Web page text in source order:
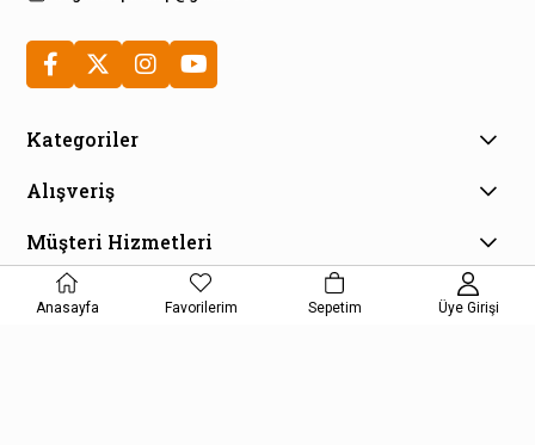
Kategoriler
Alışveriş
Müşteri Hizmetleri
E-Bülten Aboneliği
Kampanya ve fırsatlardan haberdar olmak için e-bültenimize
Anasayfa Favorilerim Sepetim Üye Girişi